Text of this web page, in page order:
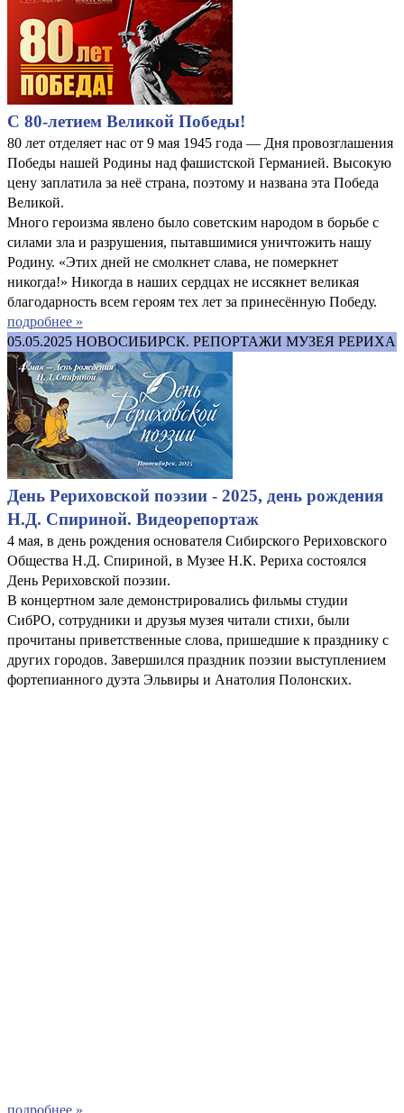
С 80-летием Великой Победы!
80 лет отделяет нас от 9 мая 1945 года — Дня провозглашения
Победы нашей Родины над фашистской Германией. Высокую
цену заплатила за неё страна, поэтому и названа эта Победа
Великой.
Много героизма явлено было советским народом в борьбе с
силами зла и разрушения, пытавшимися уничтожить нашу
Родину. «Этих дней не смолкнет слава, не померкнет
никогда!» Никогда в наших сердцах не иссякнет великая
благодарность всем героям тех лет за принесённую Победу.
подробнее »
05.05.2025 НОВОСИБИРСК. РЕПОРТАЖИ МУЗЕЯ РЕРИХА
День Рериховской поэзии - 2025, день рождения
Н.Д. Спириной. Видеорепортаж
4 мая, в день рождения основателя Сибирского Рериховского
Общества Н.Д. Спириной, в Музее Н.К. Рериха состоялся
День Рериховской поэзии.
В концертном зале демонстрировались фильмы студии
СибРО, сотрудники и друзья музея читали стихи, были
прочитаны приветственные слова, пришедшие к празднику с
других городов. Завершился праздник поэзии выступлением
фортепианного дуэта Эльвиры и Анатолия Полонских.
подробнее »